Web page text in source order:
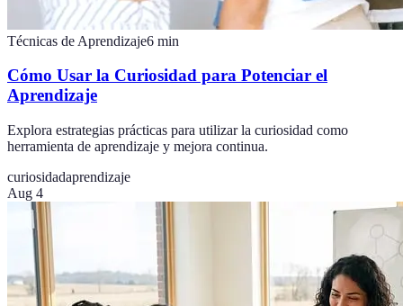
Técnicas de Aprendizaje6 min
Cómo Usar la Curiosidad para Potenciar el
Aprendizaje
Explora estrategias prácticas para utilizar la curiosidad como
herramienta de aprendizaje y mejora continua.
curiosidadaprendizaje
Aug 4